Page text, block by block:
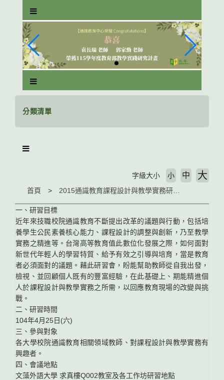
分類清單
首頁
字級大小 小 中 大
一、研習目標
近年來技職校院通識教育不斷提出改革的議題與行動，包括培
養學生公民素養核心能力、課程設計的調整與創新，乃至教學
實務之精進等。台灣高等教育值此數位化發展之際，如何面對
新世代年輕人的學習特質、給予有效之引導與培育，當是教育
者必須面對的議題。藉此研習會，盼能幫助教師從自我出發，
檢視、並回顧個人既有的豐富經驗，在此基礎上、期能精進個
人於課程設計與教學實務之所需，以回應教育現場的改變與挑
戰。
二、研習時間
104年4月25日(六)
三、參與對象
各大學校院通識教育相關領域教師、對課程設計與教學實務有
興趣者。
四、會議地點
文藻外語大學 求真樓Q002教室及各工作坊研習地點